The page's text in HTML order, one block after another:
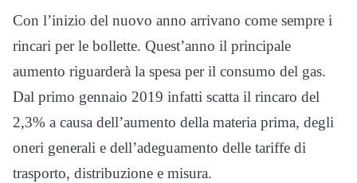
Con l’inizio del nuovo anno arrivano come sempre i
rincari per le bollette. Quest’anno il principale
aumento riguarderà la spesa per il consumo del gas.
Dal primo gennaio 2019 infatti scatta il rincaro del
2,3% a causa dell’aumento della materia prima, degli
oneri generali e dell’adeguamento delle tariffe di
trasporto, distribuzione e misura.